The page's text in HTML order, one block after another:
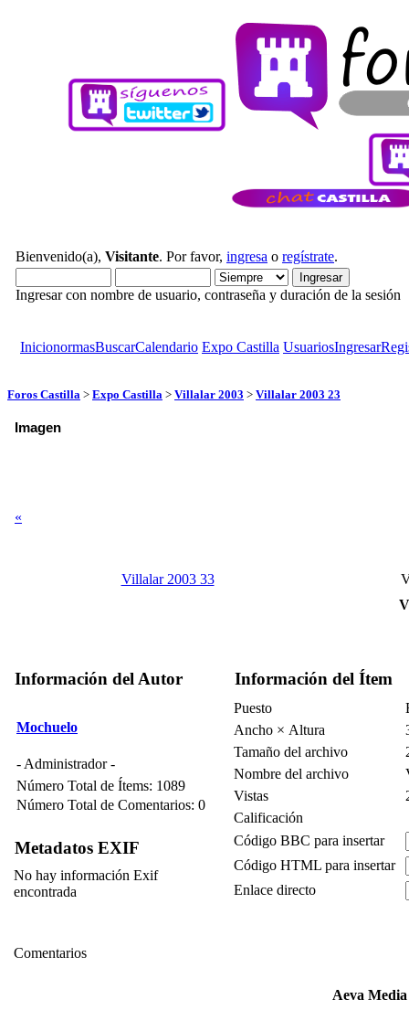
Bienvenido(a), Visitante. Por favor, ingresa o regístrate.
Ingresar con nombre de usuario, contraseña y duración de la sesión
InicionormasBuscarCalendario Expo Castilla UsuariosIngresar
Foros Castilla > Expo Castilla > Villalar 2003 > Villalar 2003 23
Imagen
«
Villalar 2003 33
Información del Autor Información del Ítem
Mochuelo
- Administrador -
Número Total de Ítems: 1089
Número Total de Comentarios: 0
Puesto
Ancho × Altura
Tamaño del archivo
Nombre del archivo
Vistas
Calificación
Código BBC para insertar
Código HTML para insertar
Enlace directo
Metadatos EXIF
No hay información Exif
encontrada
Comentarios
Aeva Media